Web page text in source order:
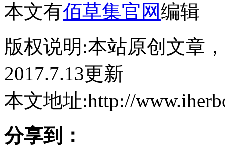
本文有佰草集官网编辑
版权说明:本站原创文章
2017.7.13更新
本文地址:http://
分享到：